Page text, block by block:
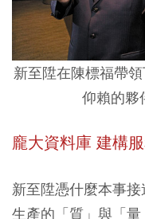
新至陞在陳標福帶
仰賴的夥
龐大資料庫 建構
新至陞憑什麼本事接
生產的「質」與「